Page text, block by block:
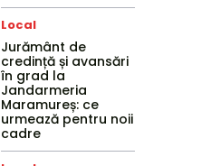
Local
Jurământ de
credință și avansări
în grad la
Jandarmeria
Maramureș: ce
urmează pentru noii
cadre